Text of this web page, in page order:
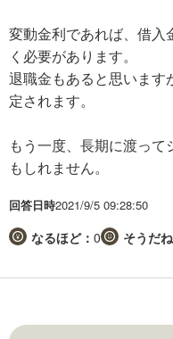
変動金利であれば、借入
く必要があります。
退職金もあると思います
定されます。
もう一度、長期に渡っ
もしれません。
回答日時2021/9/5 09:28:50
なるほど： 0 そうだね